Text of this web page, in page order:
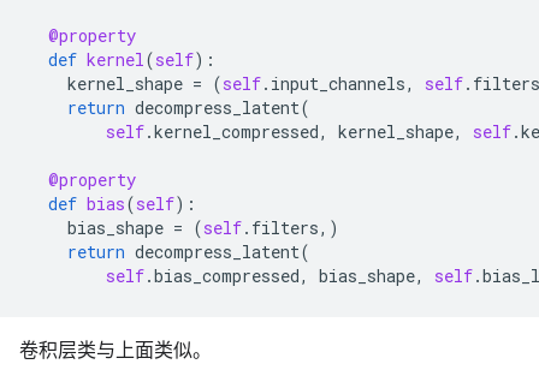
@property
def kernel(self):
kernel_shape = (self. input_channels, self. filters
return decompress_latent(
self.kernel_compressed, kernel_shape, self.
@property
def bias(self):
bias_shape = (self. filters,)
return decompress_latent(
self.bias_compressed, bias_shape, self.
卷积层类与上面类似。